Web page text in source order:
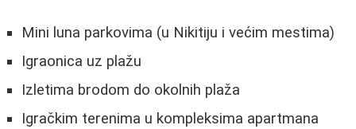
Mini luna parkovima (u Nikitiju i većim mestima)
Igraonica uz plažu
Izletima brodom do okolnih plaža
Igračkim terenima u kompleksima apartmana